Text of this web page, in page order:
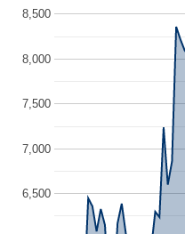
6,500
7,000
7,500
8,000
8,500